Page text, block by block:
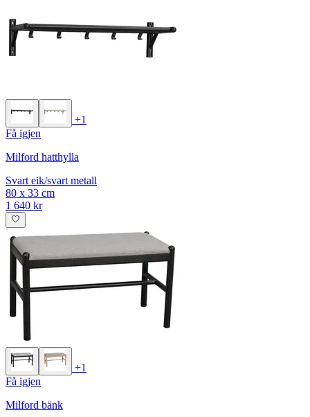
+1
Få igjen
Milford hatthylla
Svart eik/svart metall
80 x 33 cm
1 640 kr
+1
Få igjen
Milford bänk